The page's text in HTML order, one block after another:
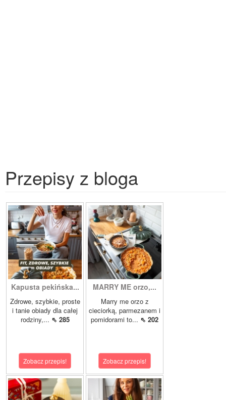
Przepisy z bloga
Kapusta pekińska...
Zdrowe, szybkie, proste
i tanie obiady dla całej
rodziny,... ⇖ 285
Zobacz przepis!
MARRY ME orzo,...
Marry me orzo z
cieciorką, parmezanem i
pomidorami to... ⇖ 202
Zobacz przepis!